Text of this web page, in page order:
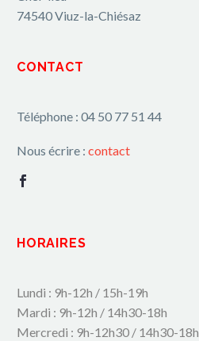
74540 Viuz-la-Chiésaz
CONTACT
Téléphone : 04 50 77 51 44
Nous écrire : contact
HORAIRES
Lundi : 9h-12h / 15h-19h
Mardi : 9h-12h / 14h30-18h
Mercredi : 9h-12h30 / 14h30-18h